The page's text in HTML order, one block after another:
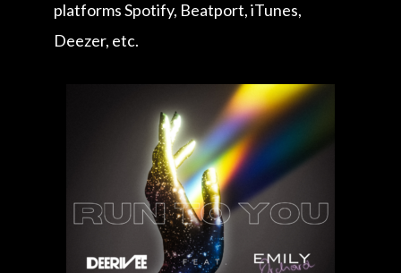
platforms Spotify, Beatport, iTunes,
Deezer, etc.